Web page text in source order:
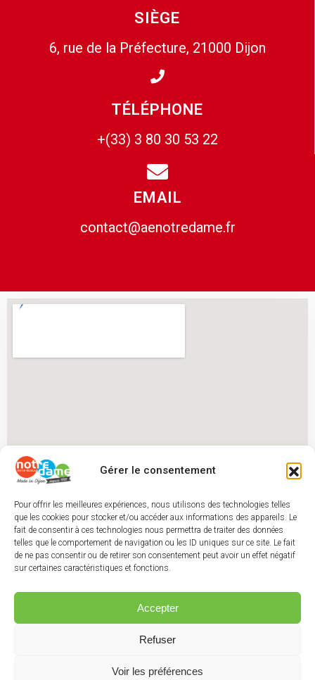
Gérer le consentement
Pour offrir les meilleures expériences, nous utilisons des technologies telles
que les cookies pour stocker et/ou accéder aux informations des appareils. Le
fait de consentir à ces technologies nous permettra de traiter des données
telles que le comportement de navigation ou les ID uniques sur ce site. Le fait
de ne pas consentir ou de retirer son consentement peut avoir un effet négatif
sur certaines caractéristiques et fonctions.
Accepter
Refuser
Voir les préférences
SIÈGE
6, rue de la Préfecture, 21000 Dijon
TÉLÉPHONE
+(33) 3 80 30 53 22
EMAIL
contact@aenotredame.fr